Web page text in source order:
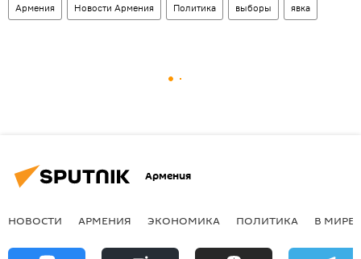
Армения Новости Армения Политика выборы явка
Армения
НОВОСТИ АРМЕНИЯ ЭКОНОМИКА ПОЛИТИКА В МИРЕ